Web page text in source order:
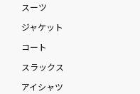
スーツ
ジャケット
コート
スラックス
アイシャツ